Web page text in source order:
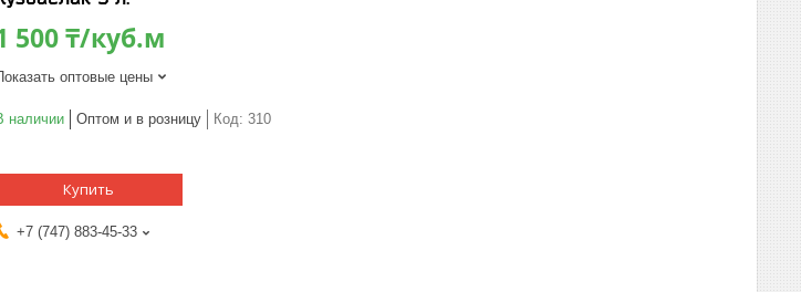
500 ₸/куб.м
оптовые цены
наличии Оптом и в розницу Код: 310
Купить
+7 (747) 883-45-33